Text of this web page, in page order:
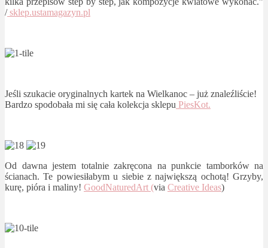
/sklep.ustamagazyn.pl
Jeśli szukacie oryginalnych kartek na Wielkanoc – już znaleźliście!
Bardzo spodobała mi się cała kolekcja sklepu PiesKot.
Od dawna jestem totalnie zakręcona na punkcie tamborków na
ścianach. Te powiesiłabym u siebie z największą ochotą! Grzyby,
kurę, pióra i maliny! GoodNaturedArt (via Creative Ideas)